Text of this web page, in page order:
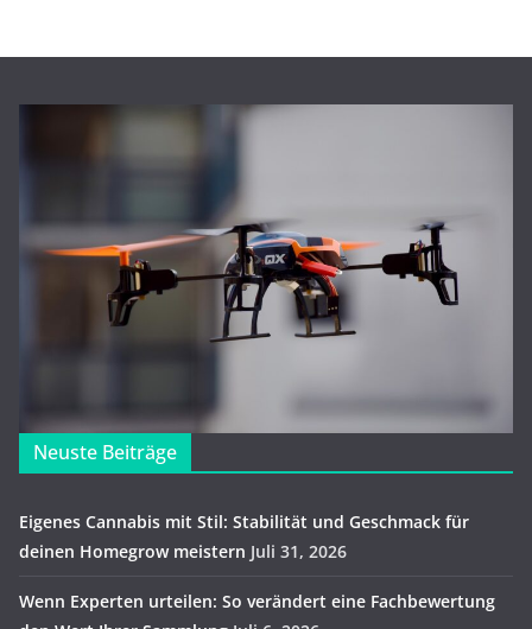
Neuste Beiträge
Eigenes Cannabis mit Stil: Stabilität und Geschmack für
deinen Homegrow meistern Juli 31, 2026
Wenn Experten urteilen: So verändert eine Fachbewertung